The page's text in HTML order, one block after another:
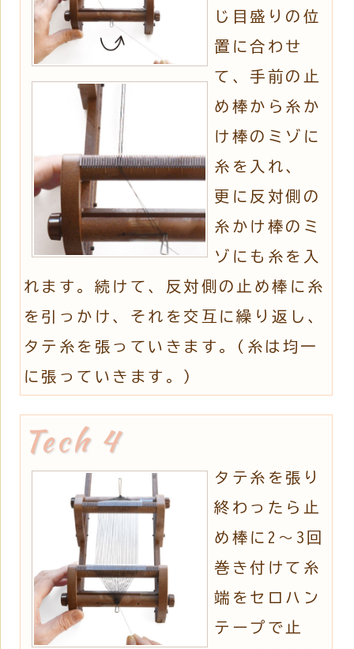
じ目盛りの位
置に合わせ
て、手前の止
め棒から糸か
け棒のミゾに
糸を入れ、
更に反対側の
糸かけ棒のミ
ゾにも糸を入
れます。続けて、反対側の止め棒に糸
を引っかけ、それを交互に繰り返し、
タテ糸を張っていきます。(糸は均一
に張っていきます。)
タテ糸を張り
終わったら止
め棒に2～3回
巻き付けて糸
端をセロハン
テープで止